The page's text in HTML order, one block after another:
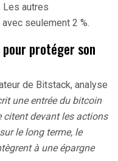
Les autres
seulement 2 %.
protéger son
de Bitstack, analyse
une entrée du bitcoin
citent devant les actions
le long terme, le
à une épargne